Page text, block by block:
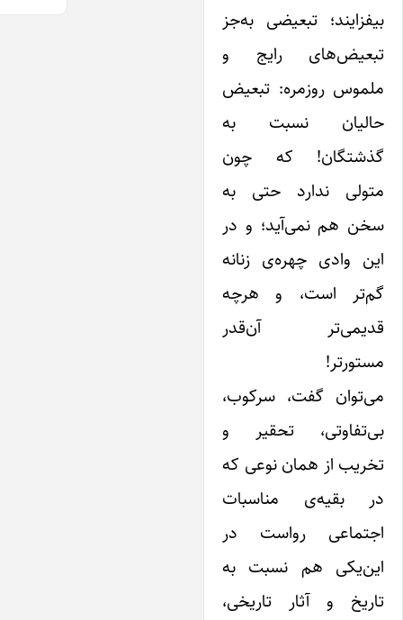
تبعیضی به‌جز
رایج و
روزمره: تبعیض
نسبت به
که چون
ندارد حتی به
هم نمی‌آید؛ و در
وادی چهره‌ی زنانه
است، و هرچه
آن‌قدر
گفت، سرکوب،
تحقیر و
از همان نوعی که
بقیه‌ی مناسبات
رواست در
هم نسبت به
و آثار تاریخی،